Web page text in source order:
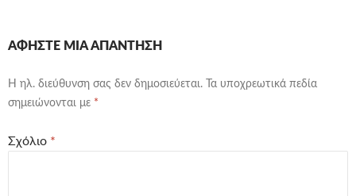
ΑΦΉΣΤΕ ΜΙΑ ΑΠΆΝΤΗΣΗ
Η ηλ. διεύθυνση σας δεν δημοσιεύεται.
Τα υποχρεωτικά πεδία
σημειώνονται με *
Σχόλιο *